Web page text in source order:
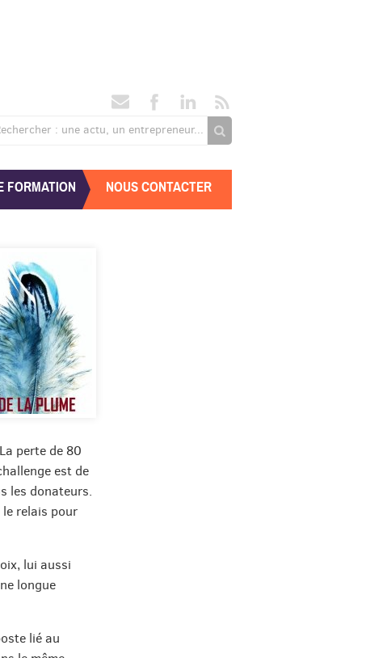
: une actu, un entrepreneur...
FORMATION NOUS CONTACTER
perte de 80
est de
les donateurs.
le relais pour
lui aussi
longue
lié au